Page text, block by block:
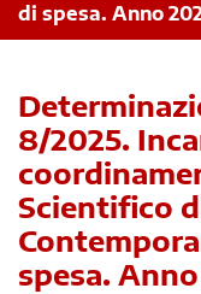
di spesa. Anno
8/2025.
Scientifico
spesa.